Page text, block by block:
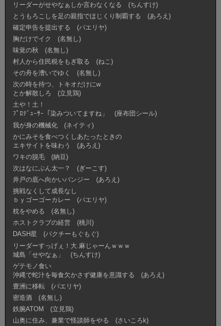
リーダーがせやなぁしか言わなくなる (ちんすけ)
とうもろこしを足の親指でほじくり制覇する (あろえ)
確定申告を提出する (パエリヤ)
胸だけでイク (名無し)
味覚の秋 (名無し)
村人から住民税をもぎ取る (ねこ)
その舟を漕いでゆく (名無し)
次の時を待つ、トキオだけにw
とか解散しろ (立見鶏)
土や！土！
ﾌﾟﾛﾃﾞｭｰｻｰ「染みついてますね」 (座布団シール)
我が身の機械化 (ネイティ)
かにみそを食べつくしあたったときの
エキサイトを味わう (あろえ)
ワキの脱毛 (納豆)
次はなにぶん太一？ (ぎーこす)
井戸の底へ向かいバンジー (あろえ)
挑戦なくして成長なし
ｂｙゴーゴーカレー (パエリヤ)
枕をやめる (名無し)
ホストクラブの経営 (桃川)
DASH星 (パクチーもぐもぐ)
リーダーすっげぇ！大.麻じゃーんｗｗｗ
城島「せやなぁ」 (ちんすけ)
ゲテモノ食い
沖縄で蛇汁を毎食欠かさず健康を意識する (あろえ)
豊洲に移転 (パエリヤ)
密造酒 (名無し)
鉄腕ATOM (立見鶏)
山奥に住み、兼業で怪談師をやる (さいころk)